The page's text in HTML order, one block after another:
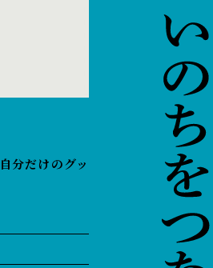
分だけのグッ